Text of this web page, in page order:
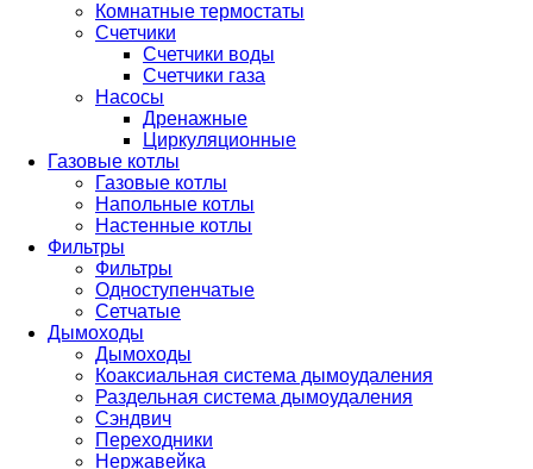
Комнатные термостаты
Счетчики
Счетчики воды
Счетчики газа
Насосы
Дренажные
Циркуляционные
Газовые котлы
Газовые котлы
Напольные котлы
Настенные котлы
Фильтры
Фильтры
Одноступенчатые
Сетчатые
Дымоходы
Дымоходы
Коаксиальная система дымоудаления
Раздельная система дымоудаления
Сэндвич
Переходники
Нержавейка